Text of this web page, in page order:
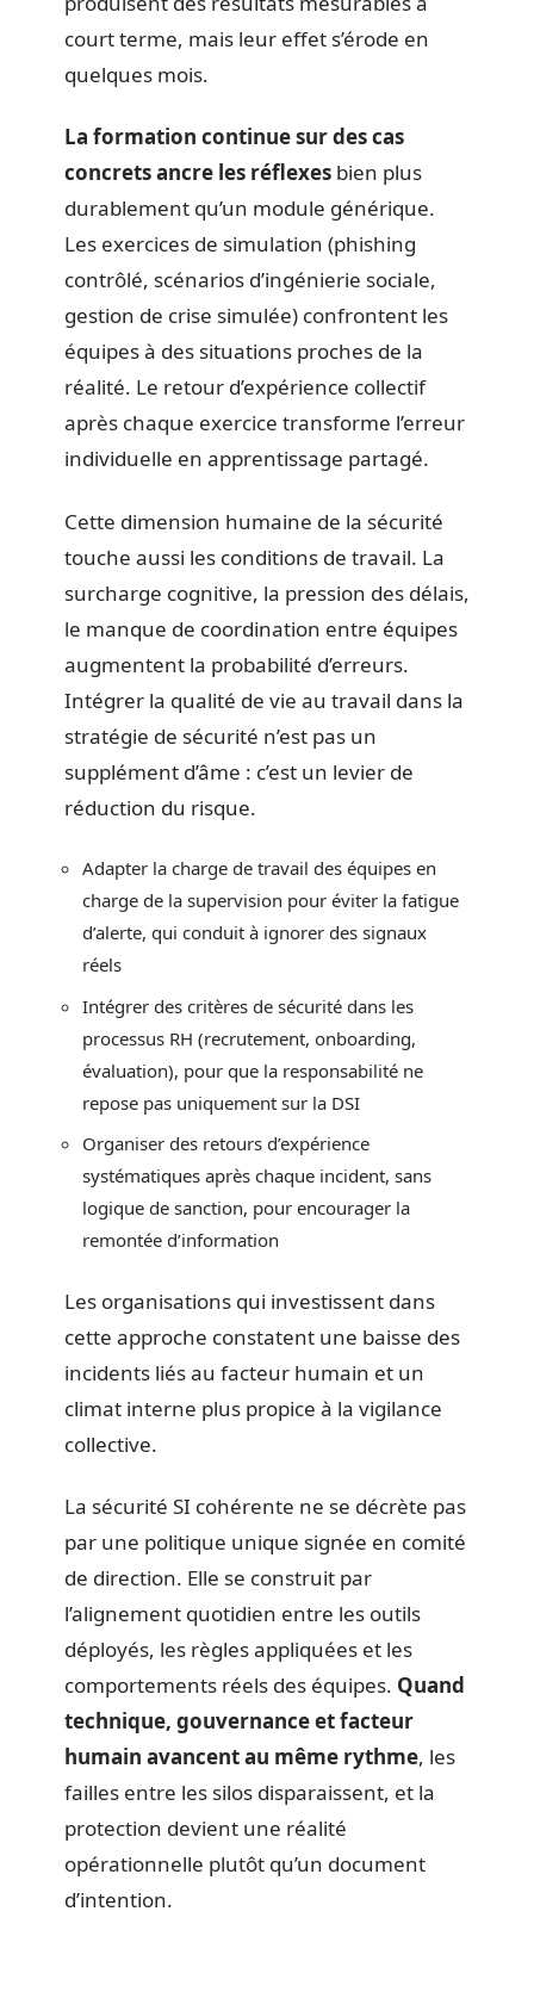
court terme, mais leur effet s’érode en
quelques mois.
La formation continue sur des cas
concrets ancre les réflexes bien plus
durablement qu’un module générique.
Les exercices de simulation (phishing
contrôlé, scénarios d’ingénierie sociale,
gestion de crise simulée) confrontent les
équipes à des situations proches de la
réalité. Le retour d’expérience collectif
après chaque exercice transforme l’erreur
individuelle en apprentissage partagé.
Cette dimension humaine de la sécurité
touche aussi les conditions de travail. La
surcharge cognitive, la pression des délais,
le manque de coordination entre équipes
augmentent la probabilité d’erreurs.
Intégrer la qualité de vie au travail dans la
stratégie de sécurité n’est pas un
supplément d’âme : c’est un levier de
réduction du risque.
Adapter la charge de travail des équipes en
charge de la supervision pour éviter la fatigue
d’alerte, qui conduit à ignorer des signaux
réels
Intégrer des critères de sécurité dans les
processus RH (recrutement, onboarding,
évaluation), pour que la responsabilité ne
repose pas uniquement sur la DSI
Organiser des retours d’expérience
systématiques après chaque incident, sans
logique de sanction, pour encourager la
remontée d’information
Les organisations qui investissent dans
cette approche constatent une baisse des
incidents liés au facteur humain et un
climat interne plus propice à la vigilance
collective.
La sécurité SI cohérente ne se décrète pas
par une politique unique signée en comité
de direction. Elle se construit par
l’alignement quotidien entre les outils
déployés, les règles appliquées et les
comportements réels des équipes. Quand
technique, gouvernance et facteur
humain avancent au même rythme, les
failles entre les silos disparaissent, et la
protection devient une réalité
opérationnelle plutôt qu’un document
d’intention.